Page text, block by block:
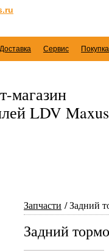
Доставка Сервис
магазин
LDV Maxus
Запчасти Задний
Задний